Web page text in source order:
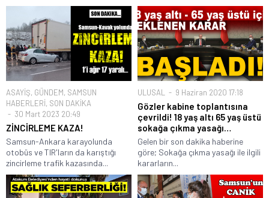
ASAYİŞ, GÜNDEM, SAMSUN
HABERLERİ, SON DAKİKA
30 Mart 2023 20:49
ZİNCİRLEME KAZA!
Samsun-Ankara karayolunda
otobüs ve TIR'ların da karıştığı
zincirleme trafik kazasında...
ULUSAL 9 Haziran 2020 17:18
Gözler kabine toplantısına
çevrildi! 18 yaş altı 65 yaş üstü
sokağa çıkma yasağı…
Gelen bir son dakika haberine
göre; Sokağa çıkma yasağı ile ilgili
kararların...